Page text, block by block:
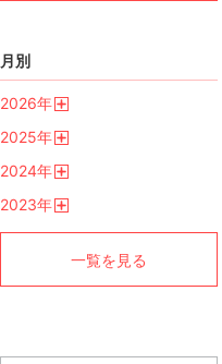
月別
2026年
2025年
2024年
2023年
一覧を見る